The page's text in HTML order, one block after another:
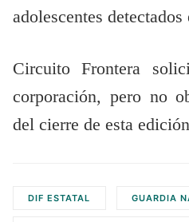
adolescentes detectados
Circuito Frontera
corporación, pero no
del cierre de esta
DIF ESTATAL GUARDIA